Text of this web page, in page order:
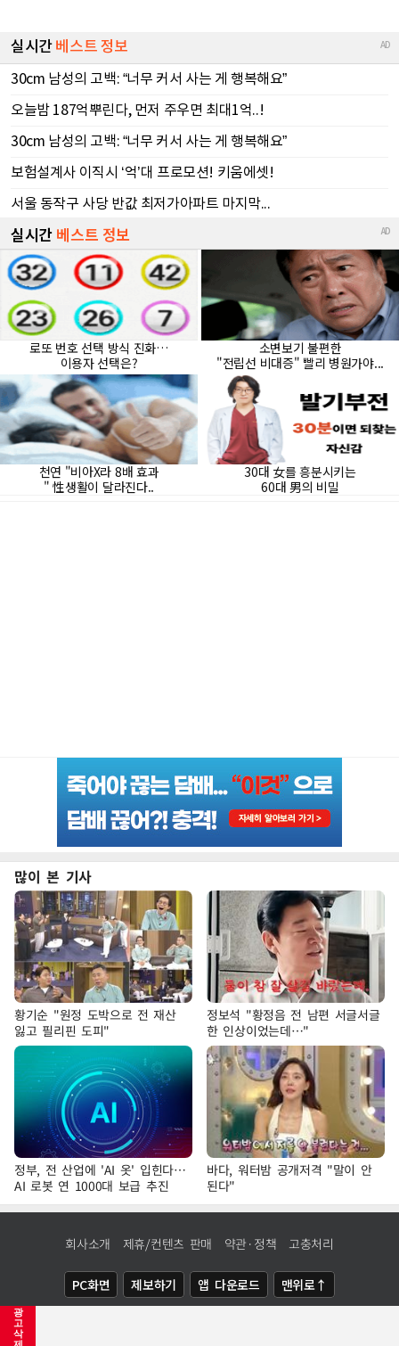
광
고
삭
많이 본 기사
황기순 "원정 도박으로 전 재산
잃고 필리핀 도피"
정보석 "황정음 전 남편 서글서글
한 인상이었는데…"
정부, 전 산업에 'AI 옷' 입힌다…
AI 로봇 연 1000대 보급 추진
바다, 워터밤 공개저격 "말이 안
된다"
회사소개 제휴/컨텐츠 판매 약관·정책 고충처리
PC화면 제보하기 앱 다운로드 맨위로↑